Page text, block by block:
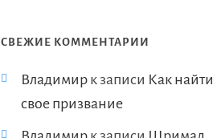
СВЕЖИЕ КОММЕНТАРИИ
Владимирк записи Как найти
свое призвание